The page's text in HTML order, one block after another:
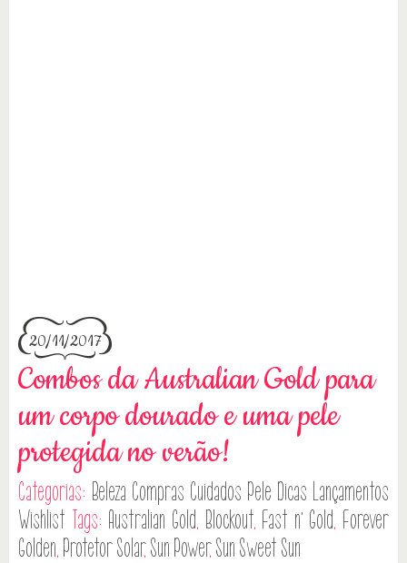
20/11/2017
Combos da Australian Gold para
um corpo dourado e uma pele
protegida no verão!
Categorias: Beleza Compras Cuidados Pele Dicas Lançamentos
Wishlist Tags: Australian Gold, Blockout, Fast n’ Gold, Forever
Golden, Protetor Solar,Sun Power,Sun Sweet Sun